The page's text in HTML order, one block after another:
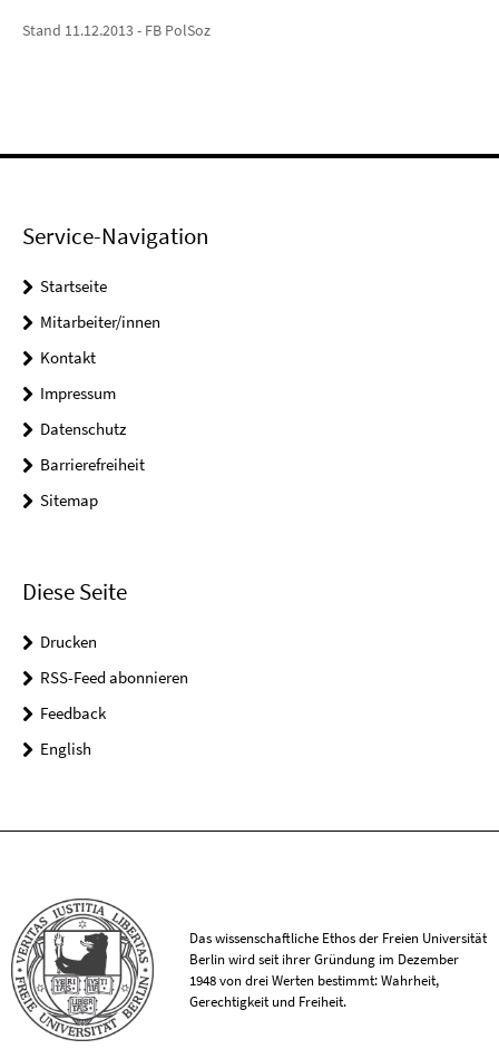
Stand 11.12.2013 - FB PolSoz
Service-Navigation
Startseite
Mitarbeiter/innen
Kontakt
Impressum
Datenschutz
Barrierefreiheit
Sitemap
Diese Seite
Drucken
RSS-Feed abonnieren
Feedback
English
Das wissenschaftliche Ethos der Freien Universität
Berlin wird seit ihrer Gründung im Dezember
1948 von drei Werten bestimmt: Wahrheit,
Gerechtigkeit und Freiheit.